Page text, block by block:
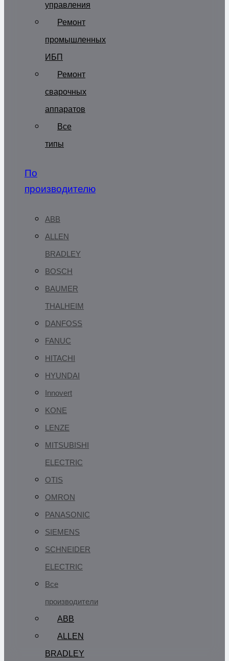
управления
Ремонт
промышленных
ИБП
Ремонт
сварочных
аппаратов
Все
типы
По
производителю
ABB
ALLEN
BRADLEY
BOSCH
BAUMER
THALHEIM
DANFOSS
FANUC
HITACHI
HYUNDAI
Innovert
KONE
LENZE
MITSUBISHI
ELECTRIC
OTIS
OMRON
PANASONIC
SIEMENS
SCHNEIDER
ELECTRIC
Все
производители
ABB
ALLEN
BRADLEY